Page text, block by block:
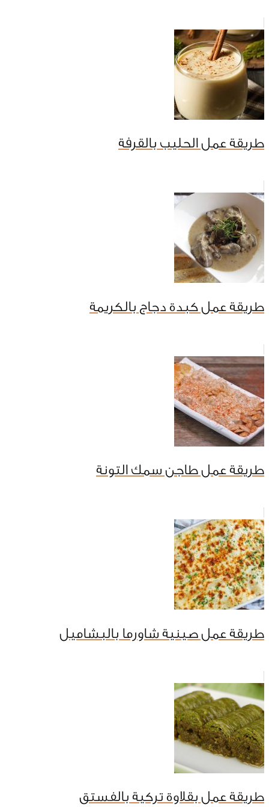
طريقة عمل الحليب بالقرفة
طريقة عمل كبدة دجاج بالكريمة
طريقة عمل طاجن سمك التونة
طريقة عمل صينية شاورما بالبشاميل
طريقة عمل بقلاوة تركية بالفستق